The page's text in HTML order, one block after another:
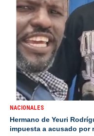
NACIONALES
Hermano de Yeuri
impuesta a acusado por